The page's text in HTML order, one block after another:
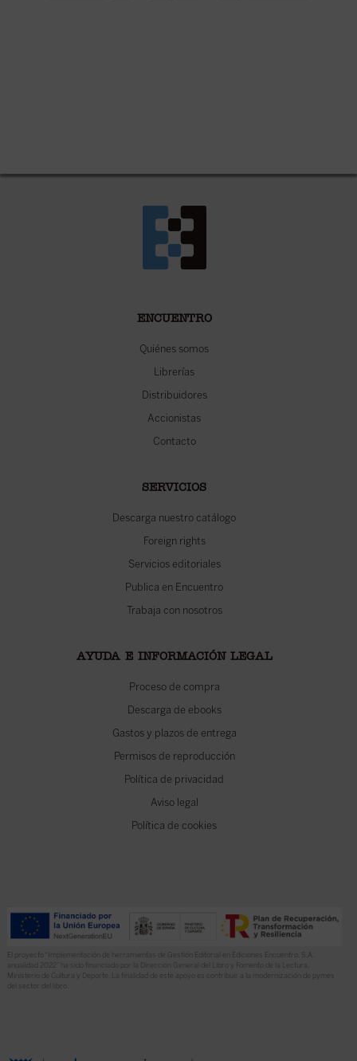
ENCUENTRO
Quiénes somos
Librerías
Distribuidores
Accionistas
Contacto
SERVICIOS
Descarga nuestro catálogo
Foreign rights
Servicios editoriales
Publica en Encuentro
Trabaja con nosotros
AYUDA E INFORMACIÓN LEGAL
Proceso de compra
Descarga de ebooks
Gastos y plazos de entrega
Permisos de reproducción
Política de privacidad
Aviso legal
Política de cookies
El proyecto “Implementación de herramientas de Gestión Editorial en Ediciones Encuentro, S.A.
anualidad 2022” ha sido financiado por la Dirección General del Libro y Fomento de la Lectura,
Ministerio de Cultura y Deporte. La finalidad de este apoyo es contribuir a la modernización de pymes
del sector del libro.